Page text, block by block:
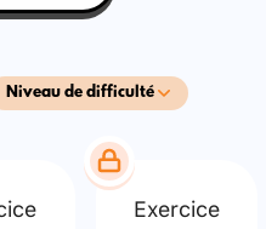
Niveau de difficulté
Exercice